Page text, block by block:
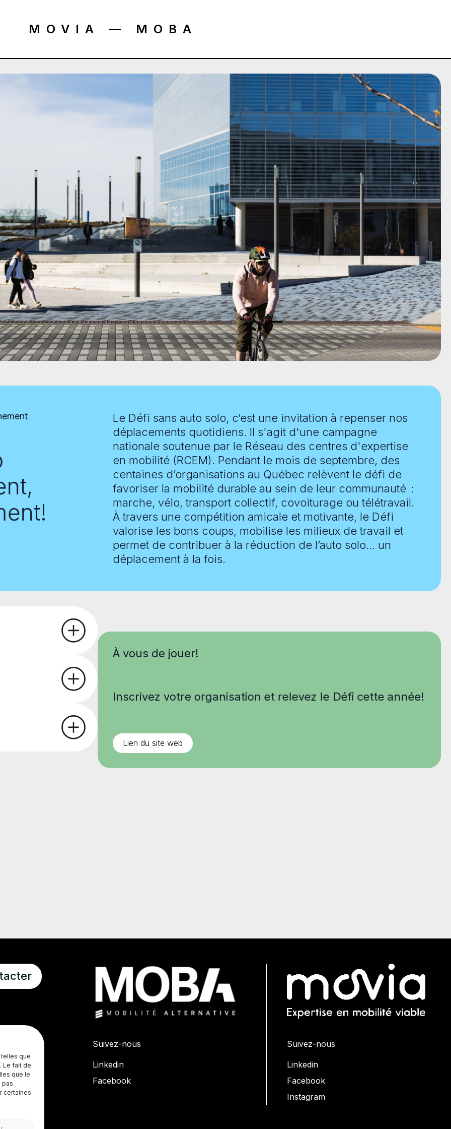
que
Le fait de
que le
pas
certaines
MOVIA — MOBA
Le Défi sans auto solo, c’est une invitation à repenser nos
déplacements quotidiens. Il s'agit d'une campagne
nationale soutenue par le Réseau des centres d'expertise
en mobilité (RCEM). Pendant le mois de septembre, des
centaines d’organisations au Québec relèvent le défi de
favoriser la mobilité durable au sein de leur communauté :
marche, vélo, transport collectif, covoiturage ou télétravail.
À travers une compétition amicale et motivante, le Défi
valorise les bons coups, mobilise les milieux de travail et
permet de contribuer à la réduction de l’auto solo… un
déplacement à la fois.
À vous de jouer!
Inscrivez votre organisation et relevez le Défi cette année!
Lien du site web
Suivez-nous
Linkedin
Facebook
Suivez-nous
Linkedin
Facebook
Instagram